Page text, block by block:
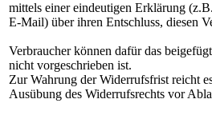
mittels einer eindeutigen Erklärung
E-Mail) über ihren Entschluss, diesen
Verbraucher können dafür das
nicht vorgeschrieben ist.
Zur Wahrung der Widerrufsfrist reicht
Ausübung des Widerrufsrechts vor